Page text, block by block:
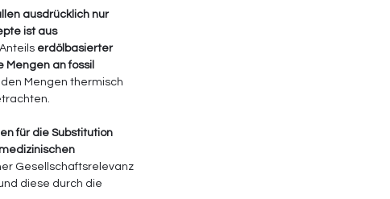
ausdrücklich nur
ist aus
erdölbasierter
Mengen an fossil
Mengen thermisch
für die Substitution
Gesellschaftsrelevanz
diese durch die